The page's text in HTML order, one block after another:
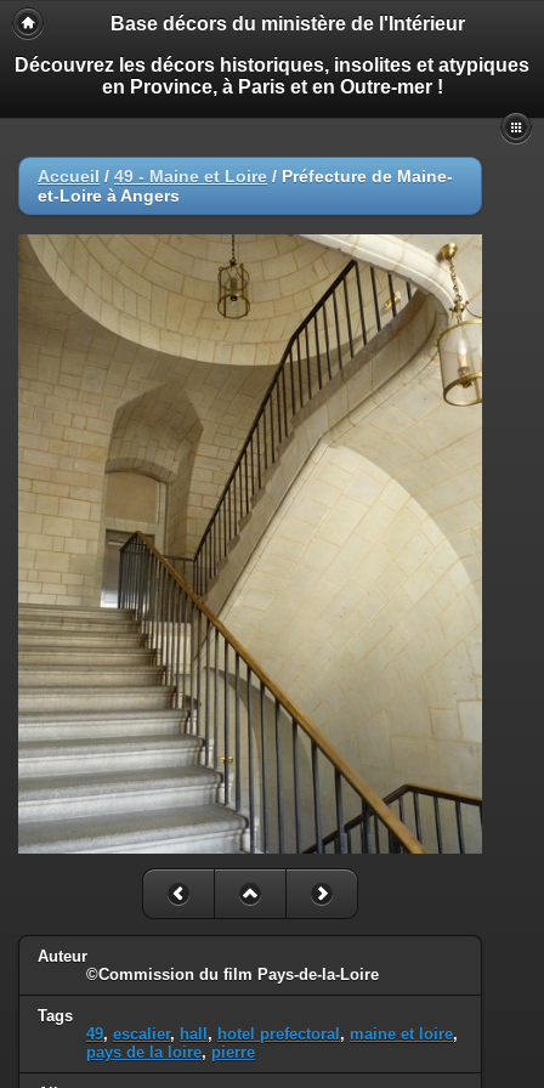
Base décors du ministère de l'Intérieur
Découvrez les décors historiques, insolites et atypiques
en Province, à Paris et en Outre-mer !
Accueil / 49 - Maine et Loire / Préfecture de Maine-
et-Loire à Angers
Auteur
©Commission du film Pays-de-la-Loire
Tags
49, escalier, hall, hotel prefectoral, maine et loire,
pays de la loire, pierre